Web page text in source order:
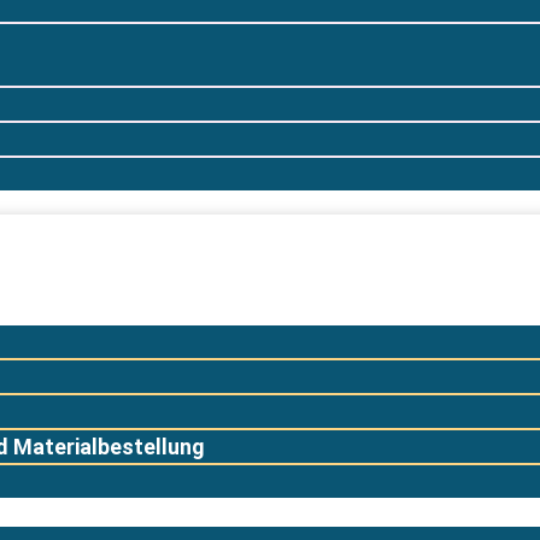
Materialbestellung